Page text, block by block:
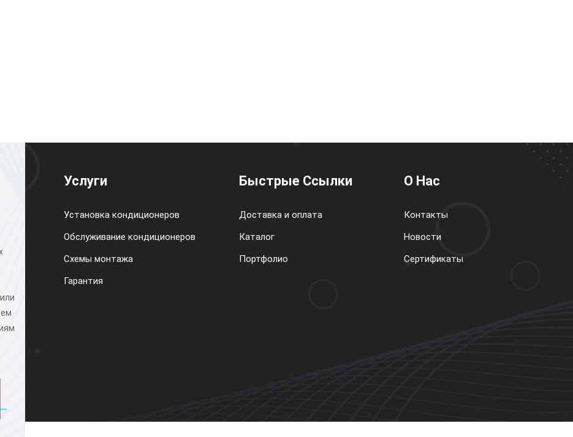
Услуги
Установка кондиционеров
Обслуживание кондиционеров
Схемы монтажа
Гарантия
Быстрые Ссылки
Доставка и оплата
Каталог
Портфолио
О Нас
Контакты
Новости
Сертификаты